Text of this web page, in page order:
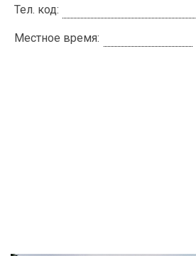
Тел. код:
Местное время: